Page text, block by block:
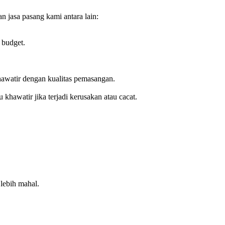
jasa pasang kami antara lain:
dengan kualitas pemasangan.
khawatir jika terjadi kerusakan atau cacat.
mahal.